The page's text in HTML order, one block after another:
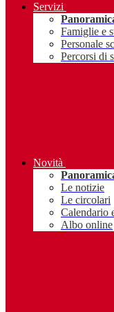
Servizi
Famiglie e
Personale
Percorsi di
Novità
Le notizie
Le circolari
Calendario
Albo online